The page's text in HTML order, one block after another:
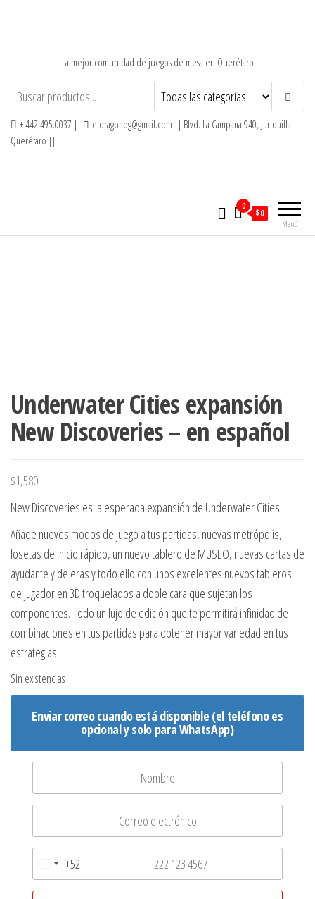
La mejor comunidad de juegos de mesa en Querétaro
+ 442.495.0037 ||
eldragonbg@gmail.com || Blvd. La Campana 940, Juriquilla
Querétaro ||
Menú
0
$0
Underwater Cities expansión
New Discoveries – en español
$1,580
New Discoveries es la esperada expansión de Underwater Cities
Añade nuevos modos de juego a tus partidas, nuevas metrópolis,
losetas de inicio rápido, un nuevo tablero de MUSEO, nuevas cartas de
ayudante y de eras y todo ello con unos excelentes nuevos tableros
de jugador en 3D troquelados a doble cara que sujetan los
componentes. Todo un lujo de edición que te permitirá infinidad de
combinaciones en tus partidas para obtener mayor variedad en tus
estrategias.
Sin existencias
Enviar correo cuando está disponible (el teléfono es
opcional y solo para WhatsApp)
e
+52